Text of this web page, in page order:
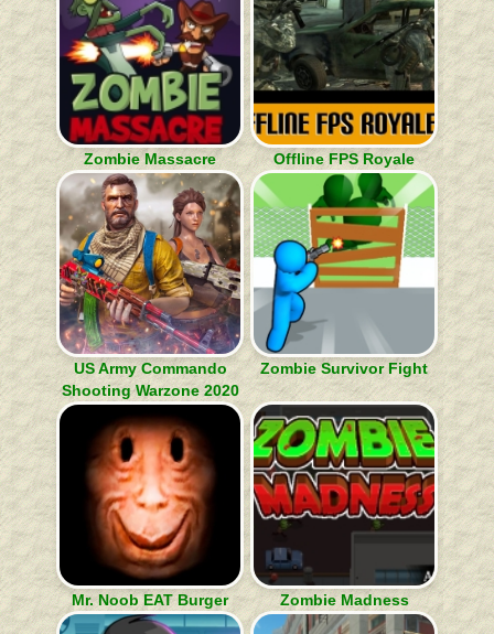
Zombie Massacre Offline FPS Royale
US Army Commando
Shooting Warzone 2020
Zombie Survivor Fight
Mr. Noob EAT Burger Zombie Madness